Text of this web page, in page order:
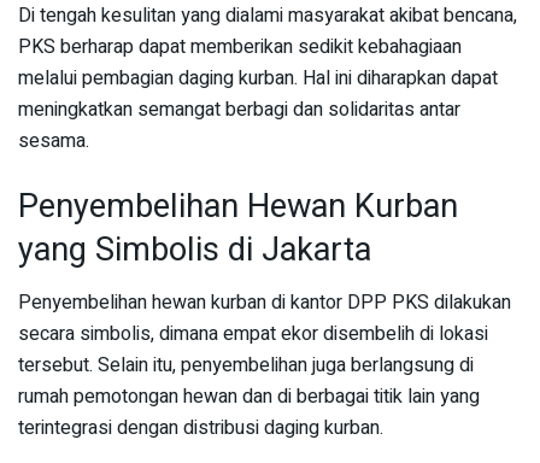
Di tengah kesulitan yang dialami masyarakat akibat bencana,
PKS berharap dapat memberikan sedikit kebahagiaan
melalui pembagian daging kurban. Hal ini diharapkan dapat
meningkatkan semangat berbagi dan solidaritas antar
sesama.
Penyembelihan Hewan Kurban
yang Simbolis di Jakarta
Penyembelihan hewan kurban di kantor DPP PKS dilakukan
secara simbolis, dimana empat ekor disembelih di lokasi
tersebut. Selain itu, penyembelihan juga berlangsung di
rumah pemotongan hewan dan di berbagai titik lain yang
terintegrasi dengan distribusi daging kurban.